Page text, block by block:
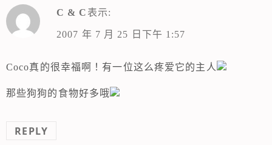
C & C表示:
2007 年 7 月 25 日下午 1:57
Coco真的很幸福啊！有一位这么疼爱它的主人
那些狗狗的食物好多哦
REPLY